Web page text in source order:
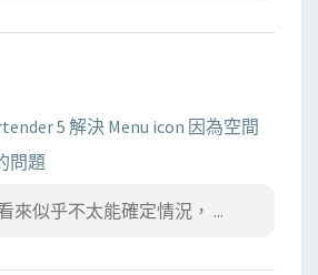
5 解決 Menu icon 因為空間
問題
來似乎不太能確定情況， ...